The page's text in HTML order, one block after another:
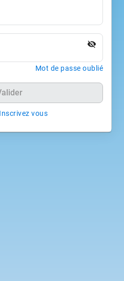
visibility_off
Mot de passe oublié
Inscrivez vous